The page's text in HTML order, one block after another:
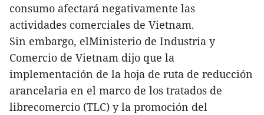
consumo afectará negativamente las
actividades comerciales de Vietnam.
Sin embargo, elMinisterio de Industria y
Comercio de Vietnam dijo que la
implementación de la hoja de ruta de reducción
arancelaria en el marco de los tratados de
librecomercio (TLC) y la promoción del